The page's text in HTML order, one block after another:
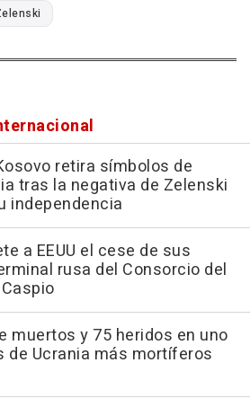
retira símbolos de
tras la negativa de Zelenski
independencia
a EEUU el cese de sus
rusa del Consorcio del
muertos y 75 heridos en uno
de Ucrania más mortíferos